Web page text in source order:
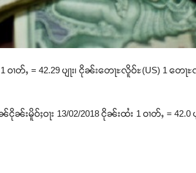
= 42.29 ပျႃး၊ ငိုၼ်းတေႃႊလိူဝ်ႊ(US) 1 တေႃႊလိူ
းမိူဝ်ႈဝႃး 13/02/2018 ငိုၼ်းထႆး 1 ဝၢတ်ႇ = 42.0